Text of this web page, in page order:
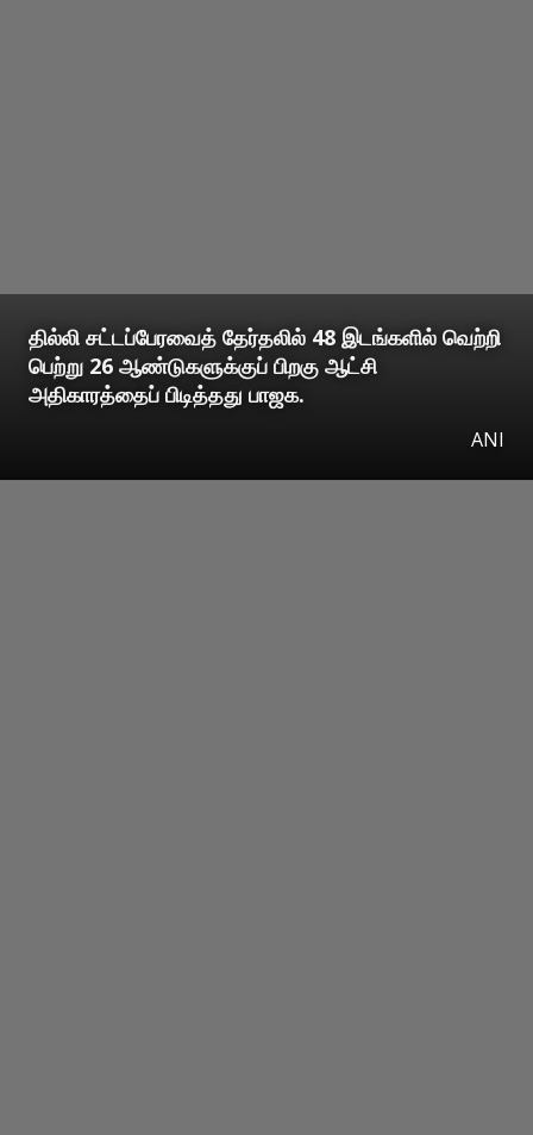
தில்லி சட்டப்பேரவைத் தேர்தலில் 48 இடங்களில் வெற்றி
பெற்று 26 ஆண்டுகளுக்குப் பிறகு ஆட்சி
அதிகாரத்தைப் பிடித்தது பாஜக.
ANI